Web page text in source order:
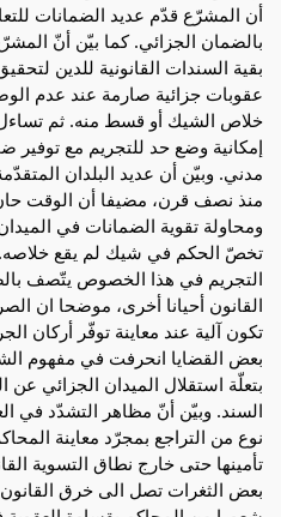
أن المشرّع قدّم عديد الضمانات
بالضمان الجزائي. كما بيّن أنّ
بقية السندات القانونية للدين
عقوبات جزائية صارمة عند عدم
خلاص الشيك أو قسط منه. ثم
إمكانية وضع حد للتجريم مع
مدني. وبيّن أن عديد البلدان
منذ نصف قرن، مضيفا أن الوقت
ومحاولة تقوية الضمانات في
تخصّ الحكم في شيك لم يقع خلاصه.
التجريم في هذا الخصوص يتّصف
القانون أحيانا أخرى، موضحا ان
تكون آلية عند معاينة توفّر أركان
بعض القضايا انحرفت في مفهوم
بتعلّة استقلال الميدان الجزائي
السند. وبيّن أنّ مظاهر التشدّد في
نوع من التراجع بمجرّد معاينة
تأمينها حتى خارج نطاق التسوية
بعض الثغرات تصل الى خرق القانون